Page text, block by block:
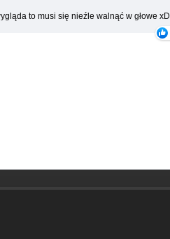
to musi się nieźle walnąć w głowe xD